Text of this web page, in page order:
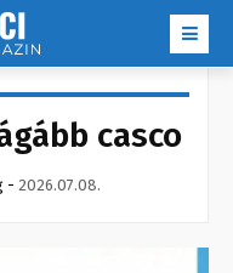
casco
- 2026.07.08.